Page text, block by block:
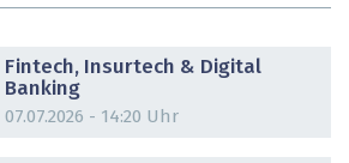
Fintech, Insurtech & Digital
Banking
07.07.2026 - 14:20 Uhr